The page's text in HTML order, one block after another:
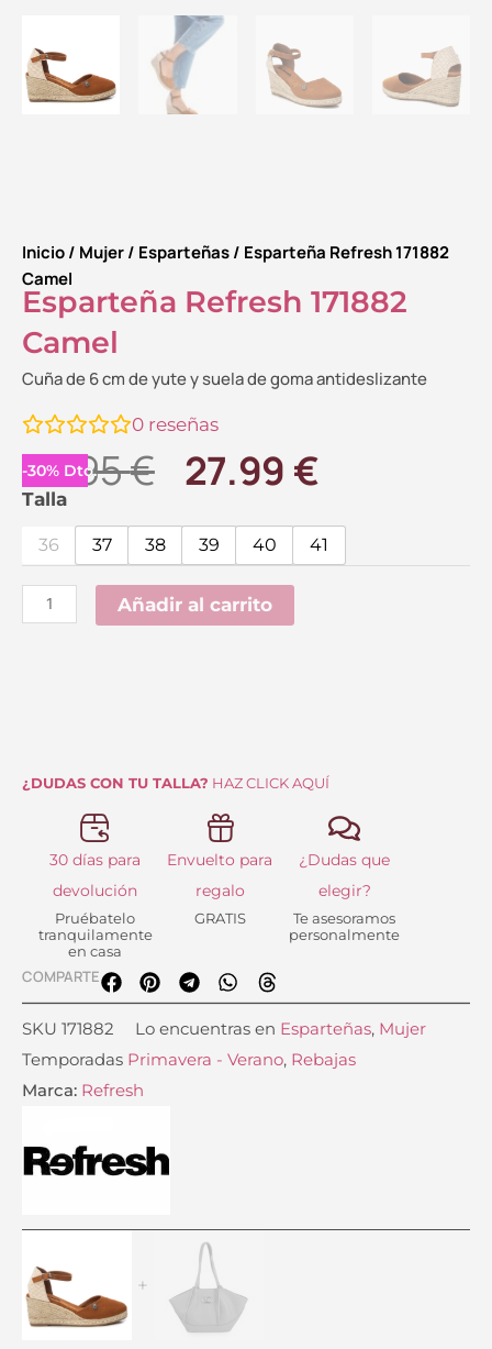
Inicio/ Mujer/ Esparteñas/ Esparteña Refresh 171882
Camel
Esparteña Refresh 171882
Camel
Cuña de 6 cm de yute y suela de goma antideslizante
0 reseñas
-30% Dto.
39.95€ El
original
era:
39.95 €.
27.99 €El
actual
Talla
36 37 38 39 40 41
Esparteña
Refresh
171882
Camel
cantidad
Añadir al carrito
¿DUDAS CON TU TALLA? HAZ CLICK AQUÍ
30 días para
devolución
Pruébatelo
tranquilamente
en casa
Envuelto para
regalo
GRATIS
¿Dudas que
elegir?
Te asesoramos
personalmente
COMPARTE
SKU 171882 Lo encuentras en Esparteñas, Mujer
Temporadas Primavera - Verano, Rebajas
Marca: Refresh
Refresh
171882
Camel
Mostaza
Efecto
Piel